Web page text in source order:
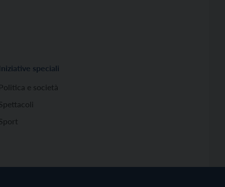
Iniziative speciali
Politica e società